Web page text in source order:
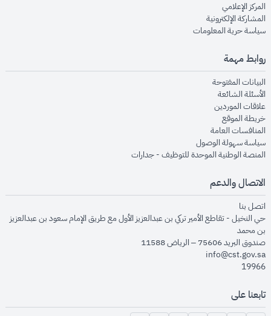
المركز الإعلاميopens in new window
المشاركة الإلكترونيةopens in new window
سياسة حرية المعلوماتopens in new window
روابط مهمة
البيانات المفتوحةopens in new window
الأسئلة الشائعةopens in new window
علاقات الموردينopens in new window
خريطة الموقعopens in new window
المنافسات العامةopens in new window
سياسة سهولة الوصولopens in new window
المنصة الوطنية الموحدة للتوظيف - جداراتopens in new window
الاتصال والدعم
اتصل بنا
حي النخيل - تقاطع الأمير تركي بن عبدالعزيز الأول مع طريق الإمام سعود بن عبدالعزيز
بن محمد
صندوق البريد 75606 – الرياض 11588
info@cst.gov.sa
19966
تابعنا على